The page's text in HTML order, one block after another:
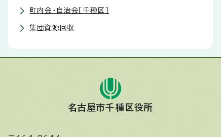
町内会・自治会［千種区］
集団資源回収
名古屋市千種区役所